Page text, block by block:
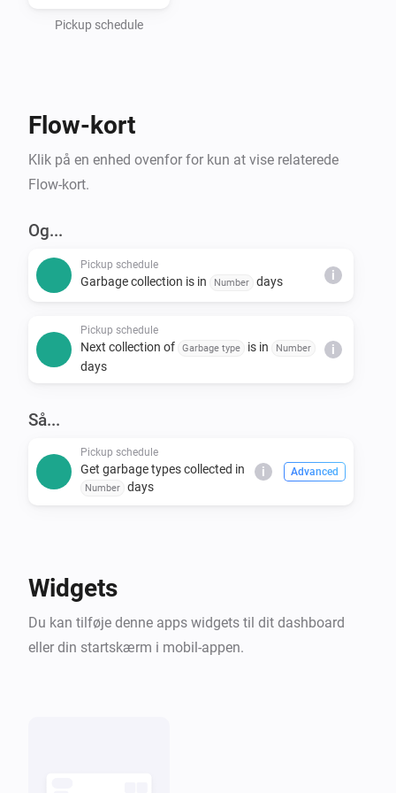
- Hallingdal Renovasjon
- Søndre Helgeland Miljøverk (SHMIL)
- Time Kommune
- Solør Renovasjon IKS (SOR)
- Lofoten Avfallsselskap IKS (LAS)
- Karmøy Kommune
*Note that Min Renovasjon is an umbrella service that
Pickup schedule
Flow-kort
Klik på en enhed ovenfor for kun at vise relaterede
Flow-kort.
Og...
Pickup schedule
Garbage collection is in Number days i
Pickup schedule
Next collection of Garbage type is in Number
days
i
Så...
Pickup schedule
Get garbage types collected in
Number days
i Advanced
Widgets
Du kan tilføje denne apps widgets til dit dashboard
eller din startskærm i mobil-appen.